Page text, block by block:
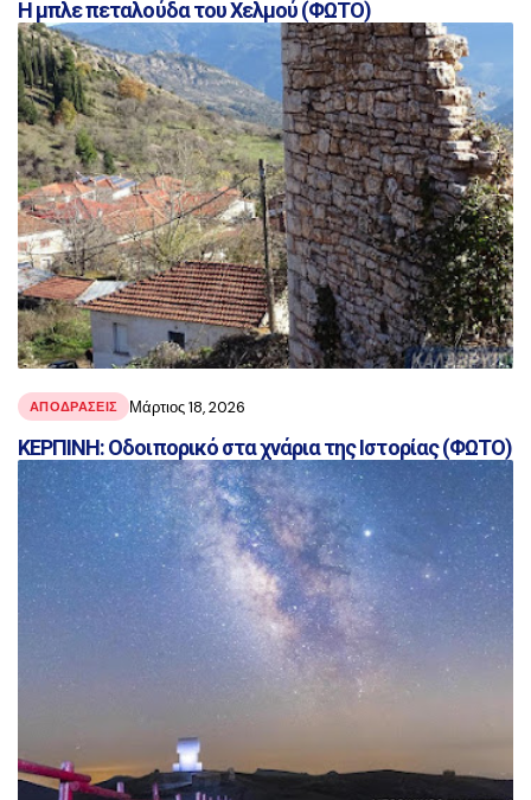
Η μπλε πεταλούδα του Χελμού (ΦΩΤΟ)
ΑΠΟΔΡΑΣΕΙΣ Μάρτιος 18, 2026
ΚΕΡΠΙΝΗ: Οδοιπορικό στα χνάρια της Ιστορίας (ΦΩΤΟ)